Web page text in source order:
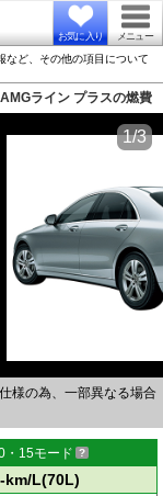
お気に入り メニュー
など、その他の項目について
ライン プラスの燃費
様の為、一部異なる場合
1/3
・15モード
-km/L(70L)